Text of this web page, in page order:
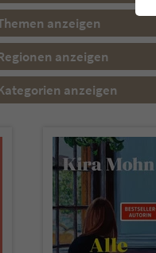
anzeigen
anzeigen
anzeigen